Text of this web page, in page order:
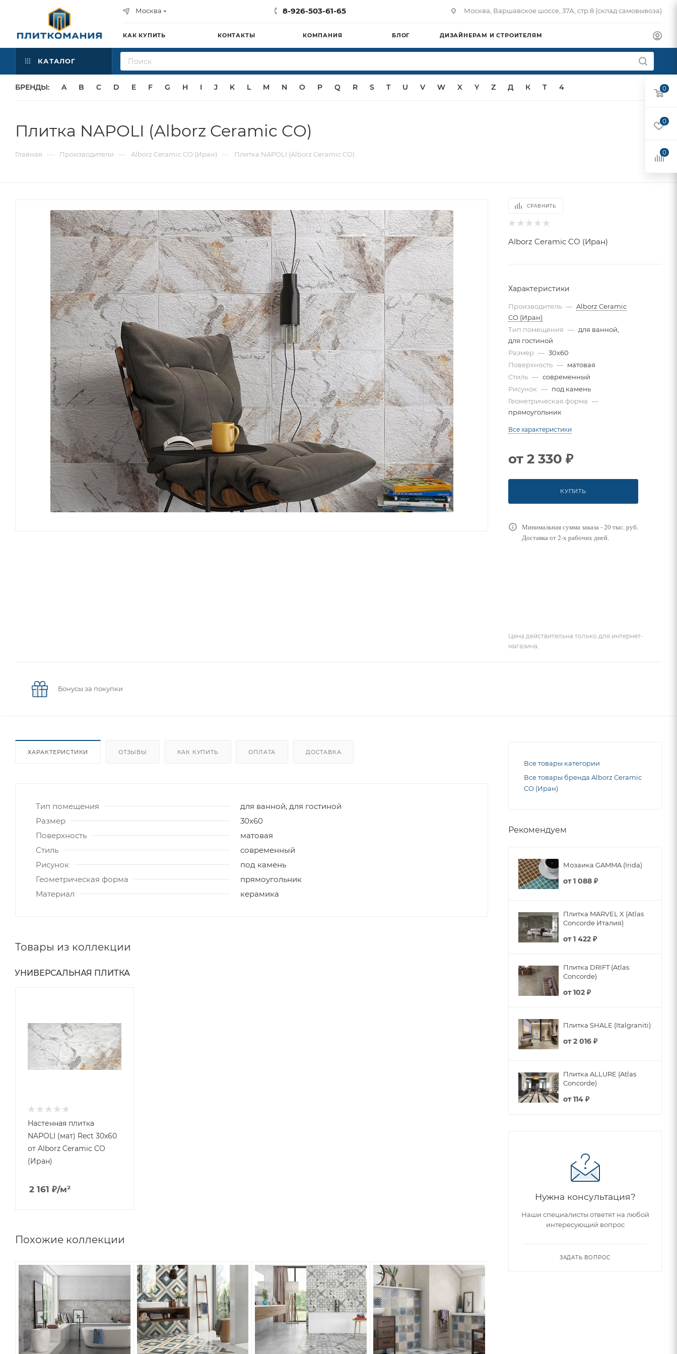
Москва 8-926-503-61-65 Москва, Варшавское шоссе, 37А, стр.8 (склад самовывоза)
КАК КУПИТЬ КОНТАКТЫ КОМПАНИЯ БЛОГ ДИЗАЙНЕРАМ И СТРОИТЕЛЯМ
КАТАЛОГ
БРЕНДЫ: A B C D E F G H I J K L M N O P Q R S T U V W X Y Z Д К Т 4
Плитка NAPOLI (Alborz Ceramic CO)
Главная — Производители — Alborz Ceramic CO (Иран) — Плитка NAPOLI (Alborz Ceramic CO)
СРАВНИТЬ
Alborz Ceramic CO (Иран)
Характеристики
Производитель — Alborz Ceramic
CO (Иран)
Тип помещения — для ванной,
для гостиной
Размер — 30x60
Поверхность — матовая
Стиль — современный
Рисунок — под камень
Геометрическая форма —
прямоугольник
Все характеристики
от 2 330 ₽
КУПИТЬ
Минимальная сумма заказа - 20 тыс. руб.
Доставка от 2-х рабочих дней.
Цена действительна только для интернет-
магазина.
Бонусы за покупки
ХАРАКТЕРИСТИКИ ОТЗЫВЫ КАК КУПИТЬ ОПЛАТА ДОСТАВКА
Тип помещения
для ванной, для гостиной
Размер
30x60
Поверхность
матовая
Стиль
современный
Рисунок
под камень
Геометрическая форма
прямоугольник
Материал
керамика
Товары из коллекции
УНИВЕРСАЛЬНАЯ ПЛИТКА
Настенная плитка
NAPOLI (мат) Rect 30x60
от Alborz Ceramic CO
(Иран)
2 161 ₽/м²
Похожие коллекции
Все товары категории
Все товары бренда Alborz Ceramic
CO (Иран)
Рекомендуем
Мозаика GAMMA (Irida)
от1 088 ₽
Плитка MARVEL X (Atlas
Concorde Италия)
от1 422 ₽
Плитка DRIFT (Atlas
Concorde)
от102 ₽
Плитка SHALE (Italgraniti)
от2 016 ₽
Плитка ALLURE (Atlas
Concorde)
от114 ₽
Нужна консультация?
Наши специалисты ответят на любой
интересующий вопрос
ЗАДАТЬ ВОПРОС
0
0
0